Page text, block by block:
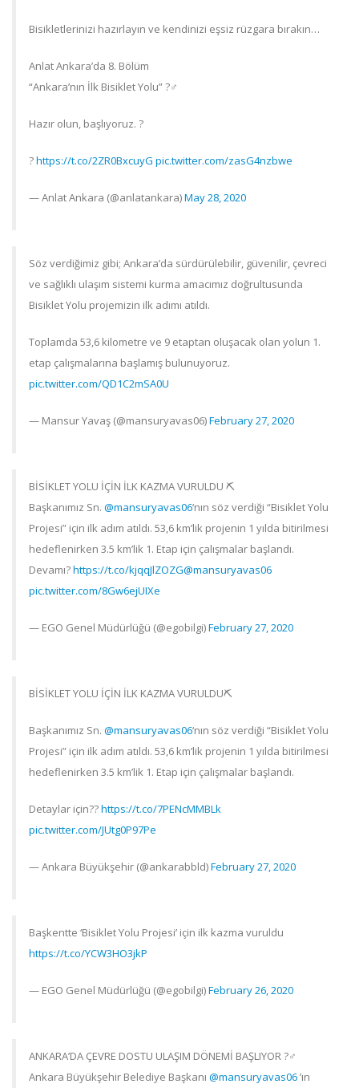
Bisikletlerinizi hazırlayın ve kendinizi eşsiz rüzgara bırakın…
Anlat Ankara’da 8. Bölüm
“Ankara’nın İlk Bisiklet Yolu” ?‍♂️
Hazır olun, başlıyoruz. ?
?https://t.co/2ZR0BxcuyG pic.twitter.com/zasG4nzbwe
— Anlat Ankara (@anlatankara)May 28, 2020
Söz verdiğimiz gibi; Ankara’da sürdürülebilir, güvenilir, çevreci
ve sağlıklı ulaşım sistemi kurma amacımız doğrultusunda
Bisiklet Yolu projemizin ilk adımı atıldı.
Toplamda 53,6 kilometre ve 9 etaptan oluşacak olan yolun 1.
etap çalışmalarına başlamış bulunuyoruz.
pic.twitter.com/QD1C2mSA0U
— Mansur Yavaş (@mansuryavas06)February 27, 2020
BİSİKLET YOLU İÇİN İLK KAZMA VURULDU ⛏
Başkanımız Sn. @mansuryavas06‘nın söz verdiği “Bisiklet Yolu
Projesi” için ilk adım atıldı. 53,6 km’lik projenin 1 yılda bitirilmesi
hedeflenirken 3.5 km’lik 1. Etap için çalışmalar başlandı.
Devamı?https://t.co/kjqqJlZOZG@mansuryavas06
pic.twitter.com/8Gw6ejUIXe
— EGO Genel Müdürlüğü (@egobilgi)February 27, 2020
BİSİKLET YOLU İÇİN İLK KAZMA VURULDU⛏
Başkanımız Sn. @mansuryavas06‘nın söz verdiği “Bisiklet Yolu
Projesi” için ilk adım atıldı. 53,6 km’lik projenin 1 yılda bitirilmesi
hedeflenirken 3.5 km’lik 1. Etap için çalışmalar başlandı.
Detaylar için??https://t.co/7PENcMMBLk
pic.twitter.com/JUtg0P97Pe
— Ankara Büyükşehir (@ankarabbld)February 27, 2020
Başkentte ‘Bisiklet Yolu Projesi’ için ilk kazma vuruldu
https://t.co/YCW3HO3jkP
— EGO Genel Müdürlüğü (@egobilgi)February 26, 2020
ANKARA’DA ÇEVRE DOSTU ULAŞIM DÖNEMİ BAŞLIYOR ?‍♂️
Ankara Büyükşehir Belediye Başkanı @mansuryavas06’ın